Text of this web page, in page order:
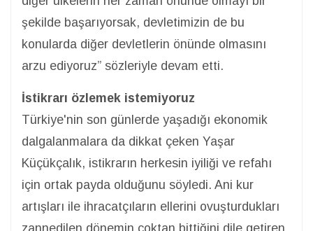
şekilde başarıyorsak, devletimizin de bu
konularda diğer devletlerin önünde olmasını
arzu ediyoruz” sözleriyle devam etti.
İstikrarı özlemek istemiyoruz
Türkiye'nin son günlerde yaşadığı ekonomik
dalgalanmalara da dikkat çeken Yaşar
Küçükçalık, istikrarın herkesin iyiliği ve refahı
için ortak payda olduğunu söyledi. Ani kur
artışları ile ihracatçıların ellerini ovuşturdukları